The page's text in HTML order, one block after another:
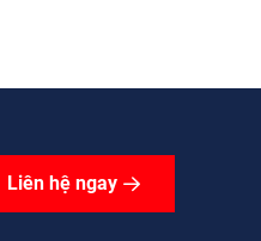
Liên hệ ngay